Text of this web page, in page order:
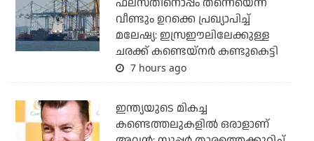
വീണ്ടും ഉറക്കെ പ്രഖ്യാപിച്ച്
മലേഷ്യ: ഇസ്രഈലിലേക്കുള്ള
ചരക്ക് കണ്ടെയ്‌നര്‍ കണ്ടുകെട്ടി
7 hours ago
ഇന്ത്യയുടെ മികച്ച
കണ്ടെത്തലുകളില്‍ ഒരാളാണ്